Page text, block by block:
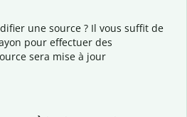
une source ? Il vous suffit de
pour effectuer des
sera mise à jour